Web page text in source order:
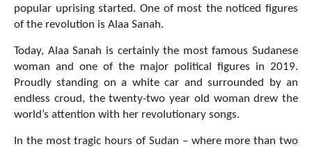
popular uprising started. One of most the noticed figures
of the revolution is Alaa Sanah.
Today, Alaa Sanah is certainly the most famous Sudanese
woman and one of the major political figures in 2019.
Proudly standing on a white car and surrounded by an
endless croud, the twenty-two year old woman drew the
world’s attention with her revolutionary songs.
In the most tragic hours of Sudan – where more than two